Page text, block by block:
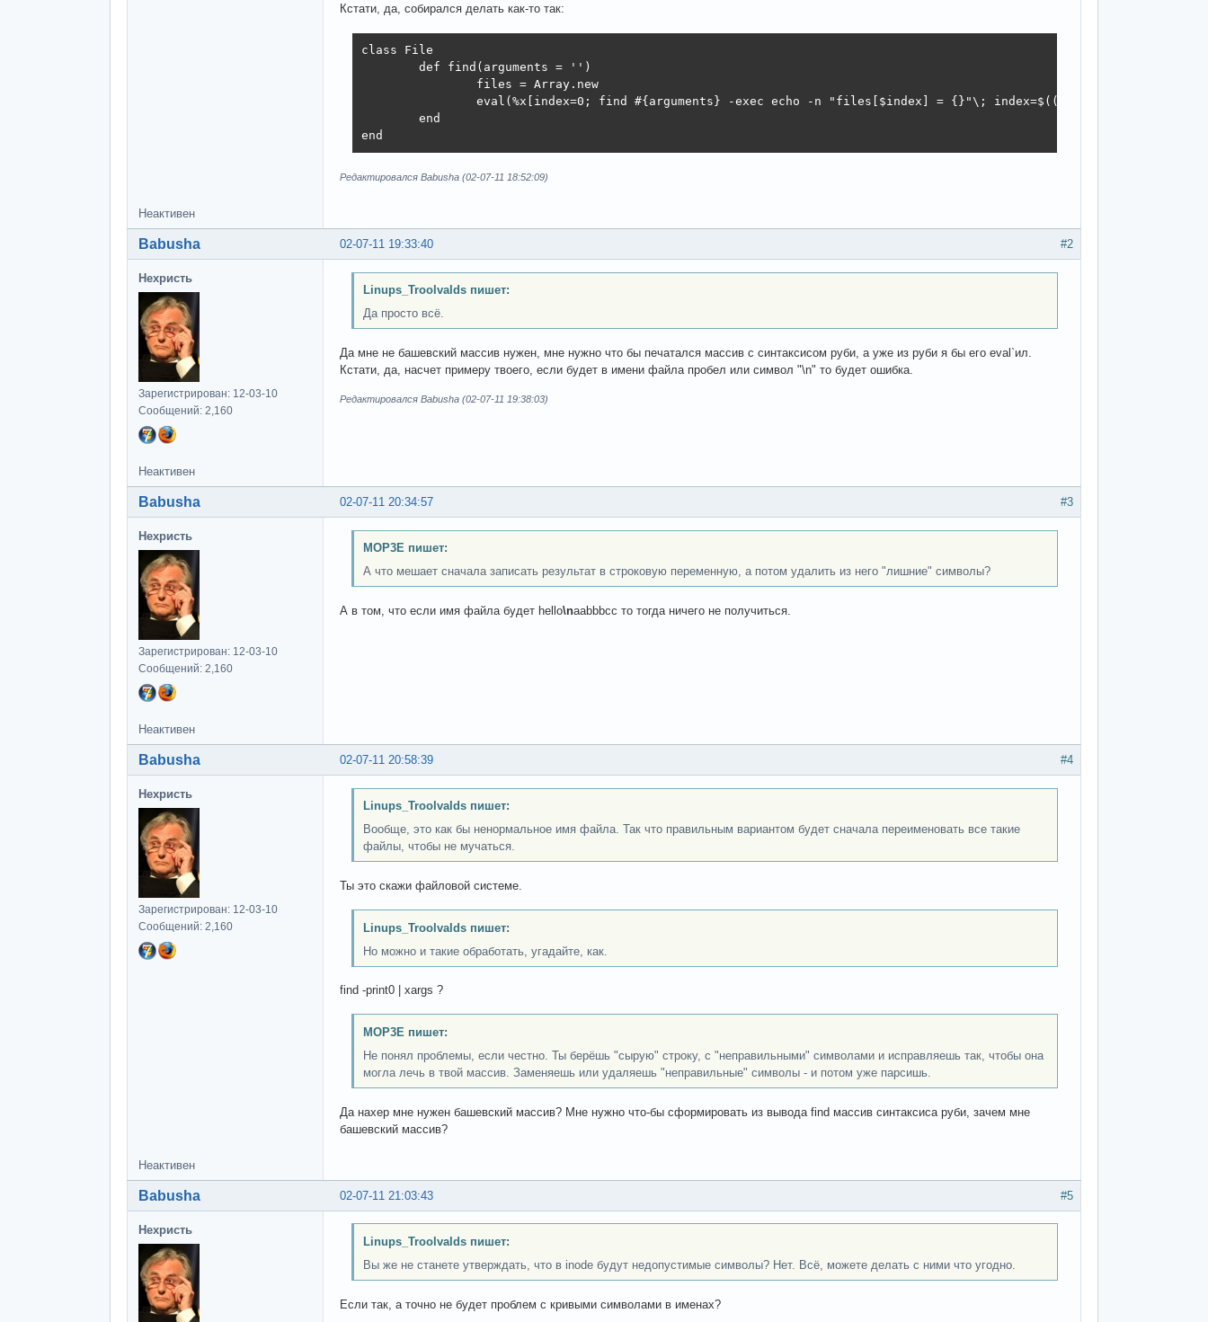
Кстати, да, собирался делать как-то так:
class File
        def find(arguments = '')
                files = Array.new
eval(%x[index=0; find #{arguments} -exec echo -n "files[$index] = {}"\; index=$((index +
        end
end
Редактировался Babusha (02-07-11 18:52:09)
Неактивен
#2
02-07-11 19:33:40
Babusha
Нехристь
Зарегистрирован: 12-03-10
Сообщений: 2,160
Linups_Troolvalds пишет:
Да просто всё.
Да мне не башевский массив нужен, мне нужно что бы печатался массив с синтаксисом руби, а уже из руби я бы его eval`ил.
Кстати, да, насчет примеру твоего, если будет в имени файла пробел или символ "\n" то будет ошибка.
Редактировался Babusha (02-07-11 19:38:03)
Неактивен
#3
02-07-11 20:34:57
Babusha
Нехристь
Зарегистрирован: 12-03-10
Сообщений: 2,160
MOP3E пишет:
А что мешает сначала записать результат в строковую переменную, а потом удалить из него "лишние" символы?
А в том, что если имя файла будет hello\naabbbcc то тогда ничего не получиться.
Неактивен
#4
02-07-11 20:58:39
Babusha
Нехристь
Зарегистрирован: 12-03-10
Сообщений: 2,160
Linups_Troolvalds пишет:
Вообще, это как бы ненормальное имя файла. Так что правильным вариантом будет сначала переименовать все такие
файлы, чтобы не мучаться.
Ты это скажи файловой системе.
Linups_Troolvalds пишет:
Но можно и такие обработать, угадайте, как.
find -print0 | xargs ?
MOP3E пишет:
Не понял проблемы, если честно. Ты берёшь "сырую" строку, с "неправильными" символами и исправляешь так, чтобы она
могла лечь в твой массив. Заменяешь или удаляешь "неправильные" символы - и потом уже парсишь.
Да нахер мне нужен башевский массив? Мне нужно что-бы сформировать из вывода find массив синтаксиса руби, зачем мне
башевский массив?
Неактивен
#5
02-07-11 21:03:43
Babusha
Нехристь
Linups_Troolvalds пишет:
Вы же не станете утверждать, что в inode будут недопустимые символы? Нет. Всё, можете делать с ними что угодно.
Если так, а точно не будет проблем с кривыми символами в именах?